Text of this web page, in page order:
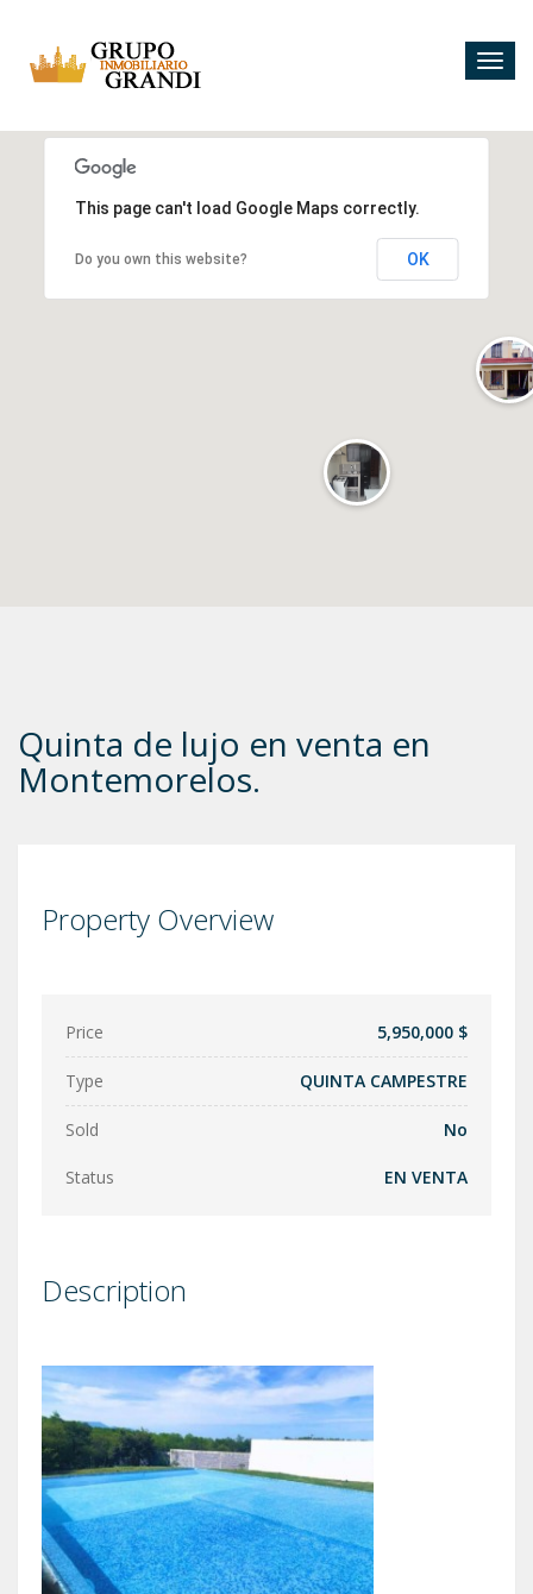
10
2
This page can't load Google Maps correctly.
Do you own this website? OK
Quinta de lujo en venta en
Montemorelos.
Property Overview
Price 5,950,000 $
Type QUINTA CAMPESTRE
Sold No
Status EN VENTA
Description